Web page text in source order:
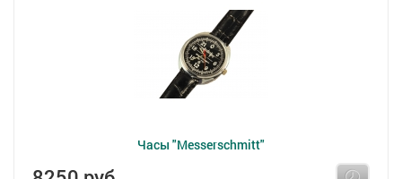
Часы "Messerschmitt"